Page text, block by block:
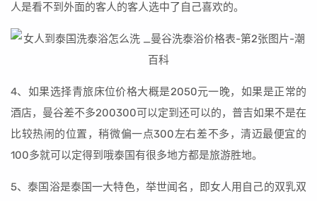
人是看不到外面的客人的客人选中了自己喜欢的。
4、如果选择青旅床位价格大概是2050元一晚，如果是正常的
酒店，曼谷差不多200300可以定到还可以的，普吉如果不是在
比较热闹的位置，稍微偏一点300左右差不多，清迈最便宜的
100多就可以定得到哦泰国有很多地方都是旅游胜地。
5、泰国浴是泰国一大特色，举世闻名，即女人用自己的双乳双